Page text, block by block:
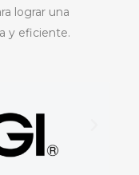
lograr una
y eficiente.